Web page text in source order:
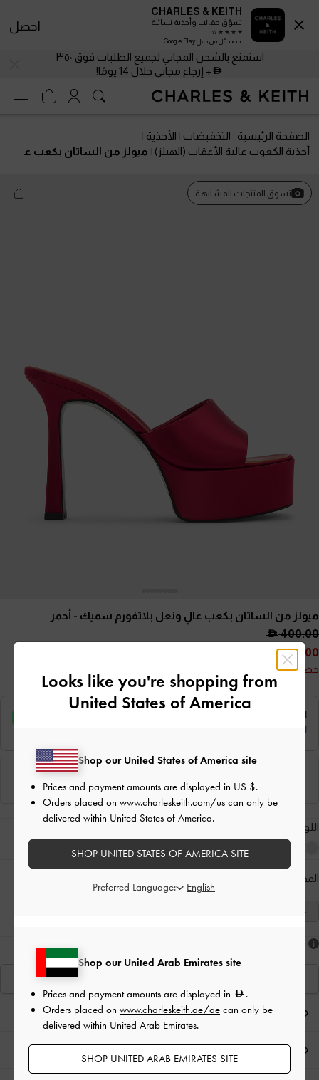
استمتع بالشحن المجاني لجميع الطلبات فوق ٣٥٠
+ إرجاع مجاني خلال 14 يومًا!
الصفحة الرئيسية التخفيضات
الأحذية
أحذية الكعوب عالية الأعقاب (الهيلز)
ميولز من الساتان بكعب ع
تسوق المنتجات المشابهة
ميولز من الساتان بكعب عالٍ ونعل بلاتفورم سميك - أحمر
400.00
200.00
خصم 50%
اللون:
المقاس:
35
ملاحظات المحرر
تفاصيل المنتج وتعليمات العناية
CHARLES & KEITH
تسوّق حقائب وأحذية نسائية
احصلحمّل من خلال Google Play
احصل
Looks like you're shopping from
United States of America
Shop our United Arab Emirates site
Prices and payment amounts are displayed in
.
Orders placed on www.charleskeith.ae/ae can only be
delivered within United Arab Emirates.
SHOP UNITED ARAB EMIRATES SITE
Shop our United States of America site
Prices and payment amounts are displayed in US $.
Orders placed on www.charleskeith.com/us can only be
delivered within United States of America.
SHOP UNITED STATES OF AMERICA SITE
Preferred Language: